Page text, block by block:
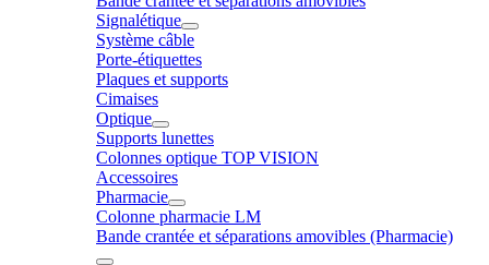
Signalétique
Système câble
Porte-étiquettes
Plaques et supports
Cimaises
Optique
Supports lunettes
Colonnes optique TOP VISION
Accessoires
Pharmacie
Colonne pharmacie LM
Bande crantée et séparations amovibles (Pharmacie)